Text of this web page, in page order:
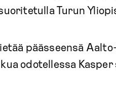
Turun
päässeensä
odotellessa